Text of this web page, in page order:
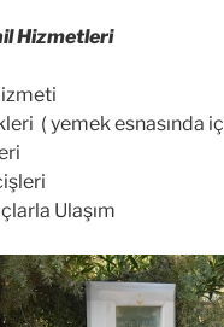
Hizmetleri
( yemek esnasında
Ulaşım